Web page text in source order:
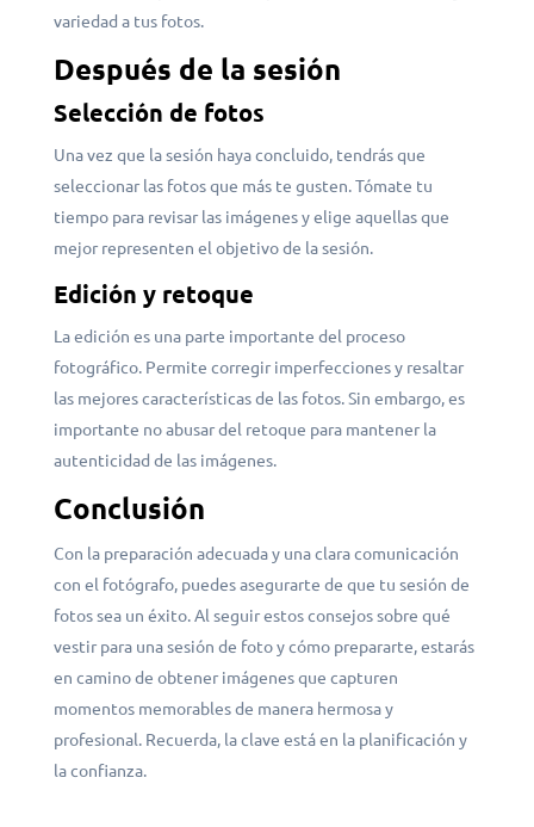
variedad a tus fotos.
Después de la sesión
Selección de fotos
Una vez que la sesión haya concluido, tendrás que
seleccionar las fotos que más te gusten. Tómate tu
tiempo para revisar las imágenes y elige aquellas que
mejor representen el objetivo de la sesión.
Edición y retoque
La edición es una parte importante del proceso
fotográfico. Permite corregir imperfecciones y resaltar
las mejores características de las fotos. Sin embargo, es
importante no abusar del retoque para mantener la
autenticidad de las imágenes.
Conclusión
Con la preparación adecuada y una clara comunicación
con el fotógrafo, puedes asegurarte de que tu sesión de
fotos sea un éxito. Al seguir estos consejos sobre qué
vestir para una sesión de foto y cómo prepararte, estarás
en camino de obtener imágenes que capturen
momentos memorables de manera hermosa y
profesional. Recuerda, la clave está en la planificación y
la confianza.